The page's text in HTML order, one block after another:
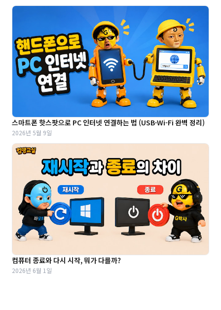
스마트폰 핫스팟으로 PC 인터넷 연결하는 법 (USB·Wi-Fi 완벽 정리)
2026년 5월 9일
컴퓨터 종료와 다시 시작, 뭐가 다를까?
2026년 6월 1일